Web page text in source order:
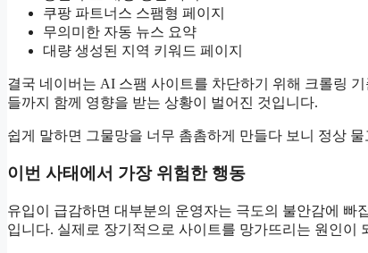
쿠팡 파트너스 스팸형 페이지
무의미한 자동 뉴스 요약
대량 생성된 지역 키워드 페이지
결국 네이버는 AI 스팸 사이트를 차단하기 위해 크롤링
들까지 함께 영향을 받는 상황이 벌어진 것입니다.
쉽게 말하면 그물망을 너무 촘촘하게 만들다 보니 정상
이번 사태에서 가장 위험한 행동
유입이 급감하면 대부분의 운영자는 극도의 불안감에 빠
입니다. 실제로 장기적으로 사이트를 망가뜨리는 원인이